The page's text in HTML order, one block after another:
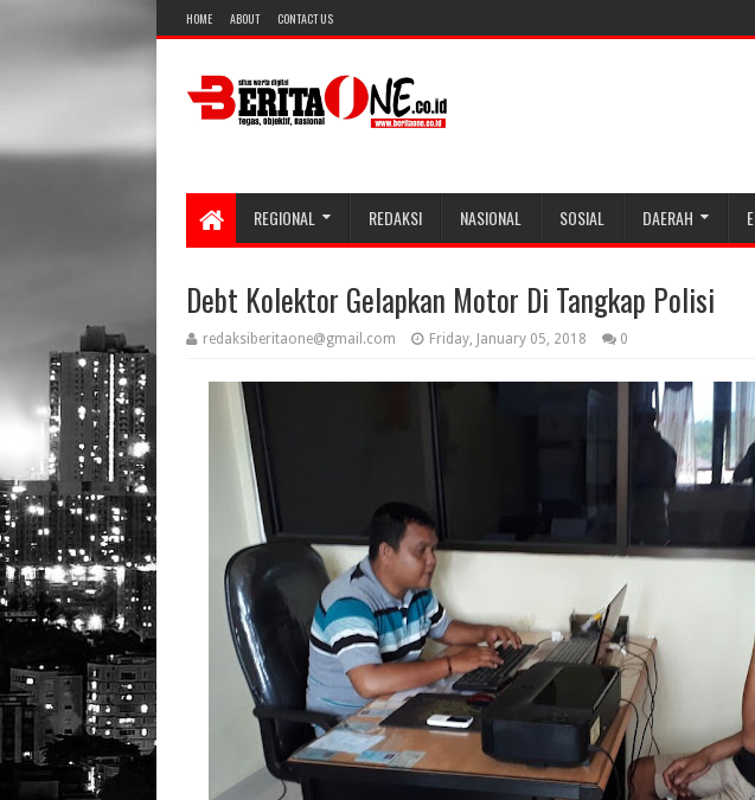
HOME ABOUT CONTACT US
REGIONAL REDAKSI NASIONAL SOSIAL DAERAH
Debt Kolektor Gelapkan Motor Di Tangkap Polisi
redaksiberitaone@gmail.com Friday, January 05, 2018 0